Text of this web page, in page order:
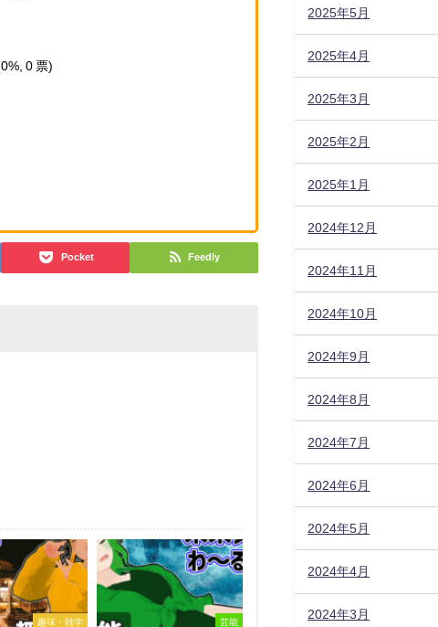
0 票)
Pocket Feedly
趣味・雑学 芸能
2025年5月
2025年4月
2025年3月
2025年2月
2025年1月
2024年12月
2024年11月
2024年10月
2024年9月
2024年8月
2024年7月
2024年6月
2024年5月
2024年4月
2024年3月